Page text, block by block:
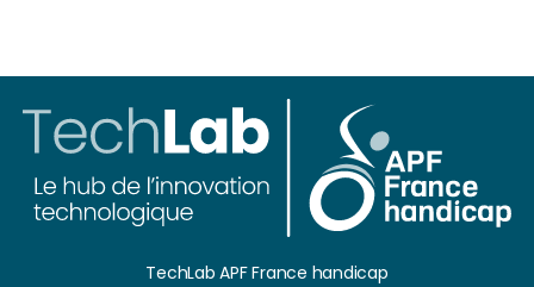
TechLab APF France handicap